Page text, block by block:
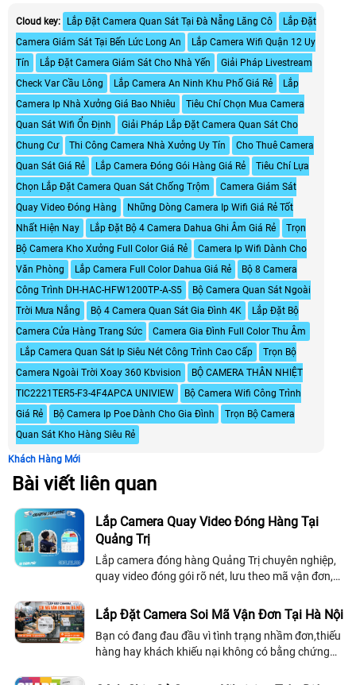
Cloud key: Lắp Đặt Camera Quan Sát Tại Đà Nẵng Lăng Cô
Lắp Đặt
Camera Giám Sát Tại Bến Lức Long An
Lắp Camera Wifi Quận 12 Uy
Tín
Lắp Đặt Camera Giám Sát Cho Nhà Yến
Giải Pháp Livestream
Check Var Cầu Lông
Lắp Camera An Ninh Khu Phố Giá Rẻ
Lắp
Camera Ip Nhà Xưởng Giá Bao Nhiêu
Tiêu Chí Chọn Mua Camera
Quan Sát Wifi Ổn Định
Giải Pháp Lắp Đặt Camera Quan Sát Cho
Chung Cư
Thi Công Camera Nhà Xưởng Uy Tín
Cho Thuê Camera
Quan Sát Giá Rẻ
Lắp Camera Đóng Gói Hàng Giá Rẻ
Tiêu Chí Lựa
Chọn Lắp Đặt Camera Quan Sát Chống Trộm
Camera Giám Sát
Quay Video Đóng Hàng
Những Dòng Camera Ip Wifi Giá Rẻ Tốt
Nhất Hiện Nay
Lắp Đặt Bộ 4 Camera Dahua Ghi Âm Giá Rẻ
Trọn
Bộ Camera Kho Xưởng Full Color Giá Rẻ
Camera Ip Wifi Dành Cho
Văn Phòng
Lắp Camera Full Color Dahua Giá Rẻ
Bộ 8 Camera
Công Trình DH-HAC-HFW1200TP-A-S5
Bộ Camera Quan Sát Ngoài
Trời Mưa Nắng
Bộ 4 Camera Quan Sát Gia Đình 4K
Lắp Đặt Bộ
Camera Cửa Hàng Trang Sức
Camera Gia Đình Full Color Thu Âm
Lắp Camera Quan Sát Ip Siêu Nét Công Trình Cao Cấp
Trọn Bộ
Camera Ngoài Trời Xoay 360 Kbvision
BỘ CAMERA THÂN NHIỆT
TIC2221TER5-F3-4F4APCA UNIVIEW
Bộ Camera Wifi Công Trình
Giá Rẻ
Bộ Camera Ip Poe Dành Cho Gia Đình
Trọn Bộ Camera
Quan Sát Kho Hàng Siêu Rẻ
Khách Hàng Mới
Bài viết liên quan
Lắp Camera Quay Video Đóng Hàng Tại
Quảng Trị
Lắp camera đóng hàng Quảng Trị chuyên nghiệp,
quay video đóng gói rõ nét, lưu theo mã vận đơn,
Lắp Đặt Camera Soi Mã Vận Đơn Tại Hà Nội
Bạn có đang đau đầu vì tình trạng nhầm đơn,thiếu
hàng hay khách khiếu nại không có bằng chứng